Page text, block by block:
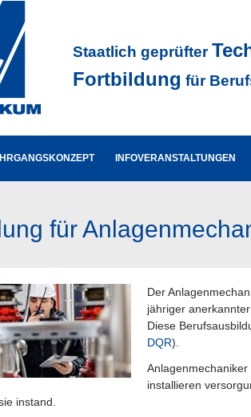
Staatlich geprüfter
Fortbildung für
INFOVERANSTALTUNGEN
für
Der
jähriger
Diese
DQR).
installieren
instand.